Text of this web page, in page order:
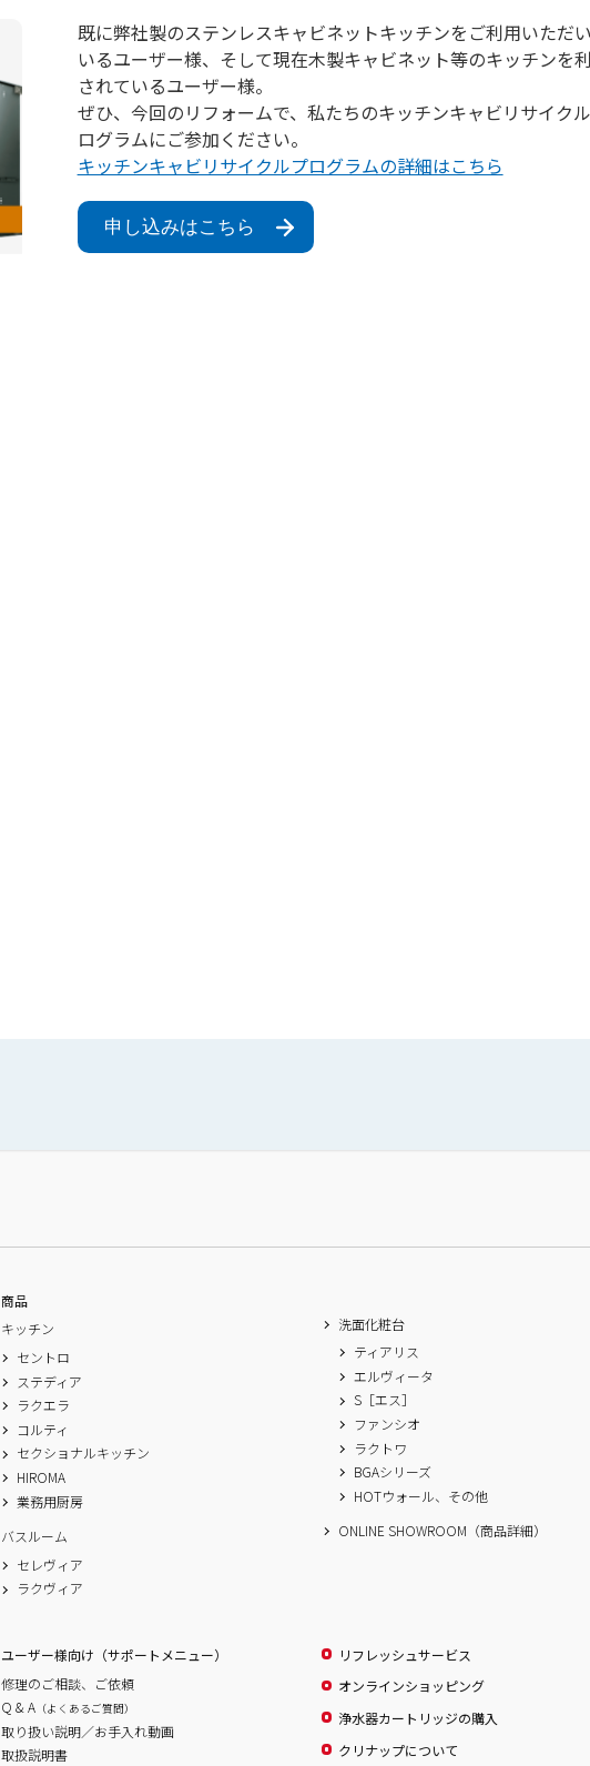
既に弊社製のステンレスキャビネットキッチンをご利用いただ
いるユーザー様、そして現在木製キャビネット等のキッチンを
されているユーザー様。
ぜひ、今回のリフォームで、私たちのキッチンキャビリサイク
ログラムにご参加ください。
キッチンキャビリサイクルプログラムの詳細はこちら
申し込みはこちら
商品
キッチン
セントロ
ステディア
ラクエラ
コルティ
セクショナルキッチン
HIROMA
業務用厨房
バスルーム
セレヴィア
ラクヴィア
洗面化粧台
ティアリス
エルヴィータ
S［エス］
ファンシオ
ラクトワ
BGAシリーズ
HOTウォール、その他
ONLINE SHOWROOM（商品詳細）
ユーザー様向け（サポートメニュー）
修理のご相談、ご依頼
Q & A （よくあるご質問）
取り扱い説明／お手入れ動画
取扱説明書
リフレッシュサービス
オンラインショッピング
浄水器カートリッジの購入
クリナップについて